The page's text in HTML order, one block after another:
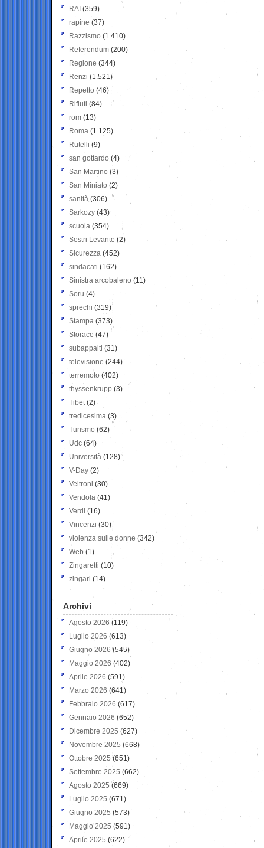
RAI (359)
rapine (37)
Razzismo (1.410)
Referendum (200)
Regione (344)
Renzi (1.521)
Repetto (46)
Rifiuti (84)
rom (13)
Roma (1.125)
Rutelli (9)
san gottardo (4)
San Martino (3)
San Miniato (2)
sanità (306)
Sarkozy (43)
scuola (354)
Sestri Levante (2)
Sicurezza (452)
sindacati (162)
Sinistra arcobaleno (11)
Soru (4)
sprechi (319)
Stampa (373)
Storace (47)
subappalti (31)
televisione(244)
terremoto (402)
thyssenkrupp (3)
Tibet(2)
tredicesima (3)
Turismo (62)
Udc (64)
Università (128)
V-Day (2)
Veltroni (30)
Vendola (41)
Verdi (16)
Vincenzi (30)
violenza sulle donne (342)
Web (1)
Zingaretti (10)
zingari (14)
Archivi
Agosto 2026 (119)
Luglio 2026 (613)
Giugno 2026 (545)
Maggio 2026 (402)
Aprile 2026 (591)
Marzo 2026 (641)
Febbraio 2026 (617)
Gennaio 2026 (652)
Dicembre 2025 (627)
Novembre 2025 (668)
Ottobre 2025 (651)
Settembre 2025 (662)
Agosto 2025 (669)
Luglio 2025 (671)
Giugno 2025 (573)
Maggio 2025 (591)
Aprile 2025 (622)